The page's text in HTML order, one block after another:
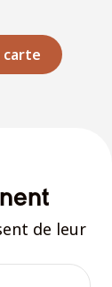
carte
de leur